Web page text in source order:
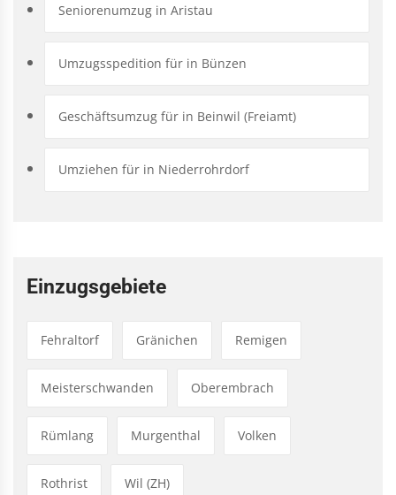
Seniorenumzug in Aristau
Umzugsspedition für in Bünzen
Geschäftsumzug für in Beinwil (Freiamt)
Umziehen für in Niederrohrdorf
Einzugsgebiete
Fehraltorf Gränichen Remigen
Meisterschwanden Oberembrach
Rümlang Murgenthal Volken
Rothrist Wil (ZH)